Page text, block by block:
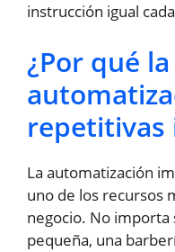
instrucción igual
¿Por qué la
La automatización
uno de los recursos
negocio. No importa
pequeña, una